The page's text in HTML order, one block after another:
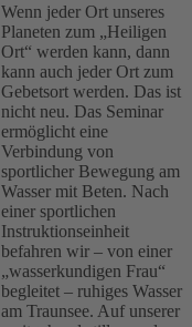
Wenn jeder Ort unseres
Planeten zum „Heiligen
Ort“ werden kann, dann
kann auch jeder Ort zum
Gebetsort werden. Das ist
nicht neu. Das Seminar
ermöglicht eine
Verbindung von
sportlicher Bewegung am
Wasser mit Beten. Nach
einer sportlichen
Instruktionseinheit
befahren wir – von einer
„wasserkundigen Frau“
begleitet – ruhiges Wasser
am Traunsee. Auf unserer